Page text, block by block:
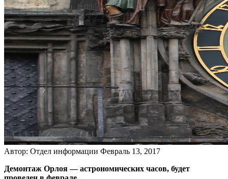
Автор: Отдел информации Февраль 13, 2017
Демонтаж Орлоя — астрономических часов, будет